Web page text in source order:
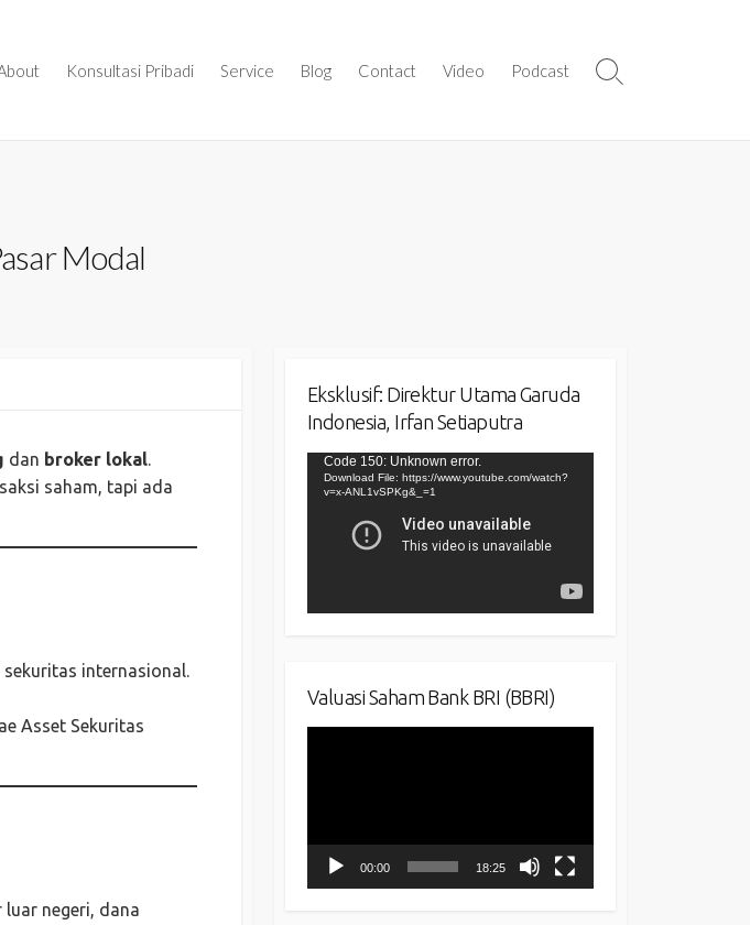
Konsultasi Pribadi Service Blog Contact Video Podcast
Search
Modal
dan broker lokal.
saham, tapi ada
internasional.
Asset Sekuritas
negeri, dana
Eksklusif: Direktur Utama Garuda
Indonesia, Irfan Setiaputra
Video
Player
Code 150: Unknown error.
Download File: https://www.youtube.com/watch?
v=x-ANL1vSPKg&_=1
Valuasi Saham Bank BRI (BBRI)
00:00 18:25